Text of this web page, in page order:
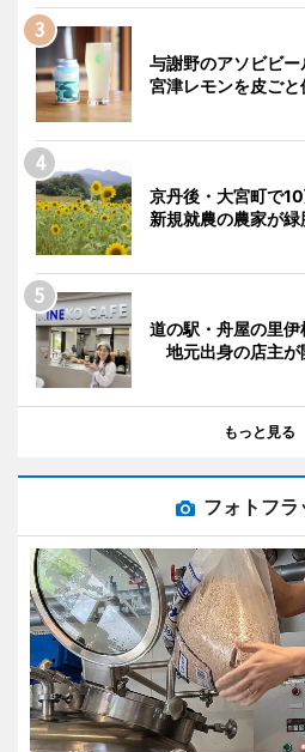
与謝野のアソビビ
宮津レモンを皮ごと
京丹後・大宮町で
新規就農の農家が緑
道の駅・舟屋の里伊
地元出身の店主が
もっと見る
フォトフラ